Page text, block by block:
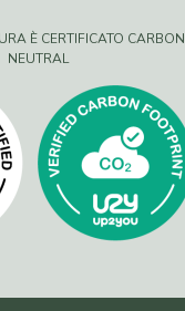
È CERTIFICATO CARBON
NEUTRAL